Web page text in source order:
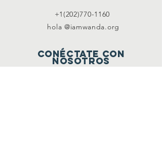
+1(202)770-1160
hola @iamwanda.org
Conéctate con
nosotros